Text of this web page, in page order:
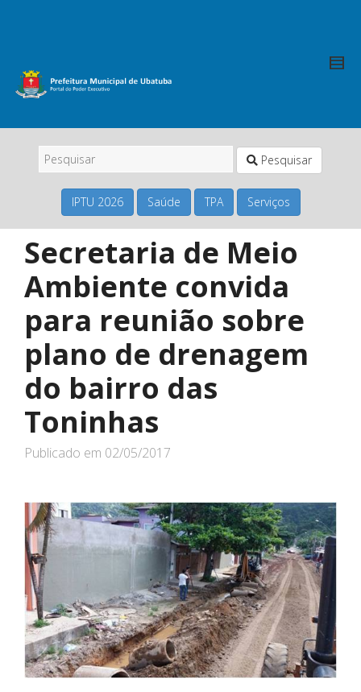
Pesquisar
IPTU 2026 Saúde TPA Serviços
Secretaria de Meio
Ambiente convida
para reunião sobre
plano de drenagem
do bairro das
Toninhas
Publicado em 02/05/2017